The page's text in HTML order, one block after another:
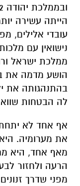
הייתה עשירה
עובדי אלילים,
נישואין עם
ממלכת ישראל
הושע מדמה את
בהתנהגותה את
לה הבטחות
אף אחד לא
את מערומיה.
מאף אחד, היא
הרעה ולחזור
מפני שדרך